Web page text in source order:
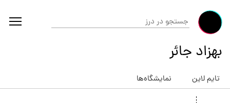
بهزاد جائر
تایم لاین نمایشگاه‌ها